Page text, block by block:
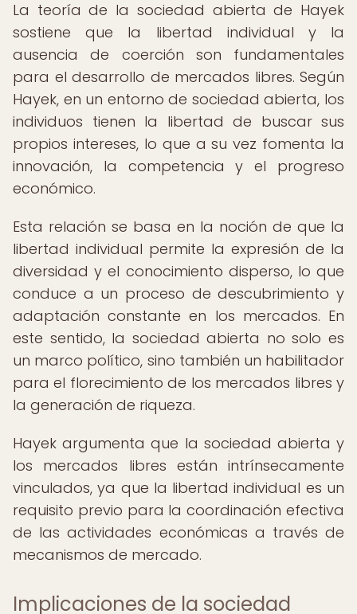
La teoría de la sociedad abierta de Hayek
sostiene que la libertad individual y la
ausencia de coerción son fundamentales
para el desarrollo de mercados libres. Según
Hayek, en un entorno de sociedad abierta, los
individuos tienen la libertad de buscar sus
propios intereses, lo que a su vez fomenta la
innovación, la competencia y el progreso
económico.
Esta relación se basa en la noción de que la
libertad individual permite la expresión de la
diversidad y el conocimiento disperso, lo que
conduce a un proceso de descubrimiento y
adaptación constante en los mercados. En
este sentido, la sociedad abierta no solo es
un marco político, sino también un habilitador
para el florecimiento de los mercados libres y
la generación de riqueza.
Hayek argumenta que la sociedad abierta y
los mercados libres están intrínsecamente
vinculados, ya que la libertad individual es un
requisito previo para la coordinación efectiva
de las actividades económicas a través de
mecanismos de mercado.
Implicaciones de la sociedad